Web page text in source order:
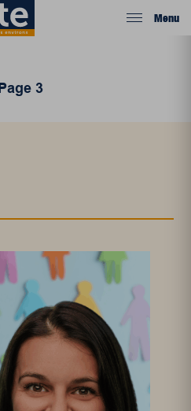
Menu
Page 3